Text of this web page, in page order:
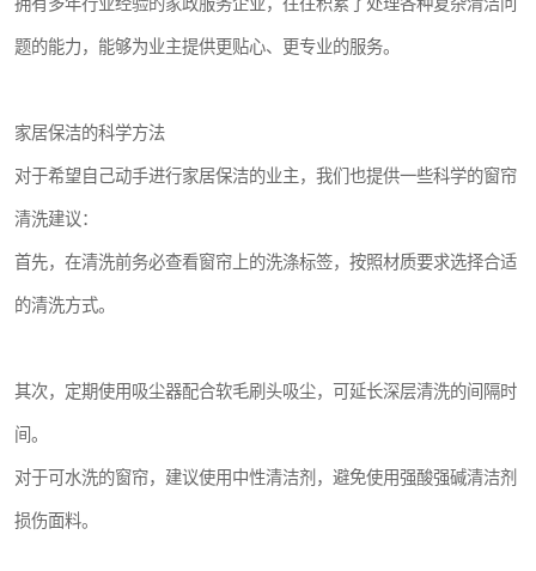
题的能力，能够为业主提供更贴心、更专业的服务。
家居保洁的科学方法
对于希望自己动手进行家居保洁的业主，我们也提供一些科学的窗帘
清洗建议：
首先，在清洗前务必查看窗帘上的洗涤标签，按照材质要求选择合适
的清洗方式。
其次，定期使用吸尘器配合软毛刷头吸尘，可延长深层清洗的间隔时
间。
对于可水洗的窗帘，建议使用中性清洁剂，避免使用强酸强碱清洁剂
损伤面料。